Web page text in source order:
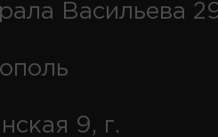
Васильева
9, г.